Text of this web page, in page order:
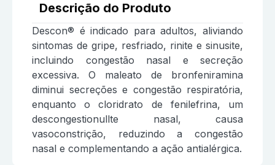
Descrição do Produto
Descon® é indicado para adultos, aliviando
sintomas de gripe, resfriado, rinite e sinusite,
incluindo congestão nasal e secreção
excessiva. O maleato de bronfeniramina
diminui secreções e congestão respiratória,
enquanto o cloridrato de fenilefrina, um
descongestionullte nasal, causa
vasoconstrição, reduzindo a congestão
nasal e complementando a ação antialérgica.